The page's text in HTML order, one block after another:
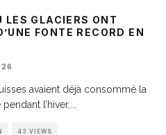
GLACIERS ONT
FONTE RECORD EN
avaient déjà consommé la
l’hiver,
43 VIEWS